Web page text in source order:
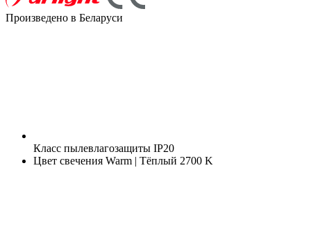
Произведено в Беларуси
Класс пылевлагозащиты IP20
Цвет свечения Warm | Тёплый 2700 K